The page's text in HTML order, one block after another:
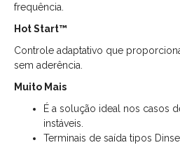
frequência.
Hot Start™
Controle adaptativo que
sem aderência.
Muito Mais
É a solução ideal nos casos
instáveis.
Terminais de saída tipos